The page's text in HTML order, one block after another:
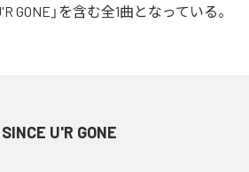
GONE」を含む全1曲となっている。
SINCE U'R GONE